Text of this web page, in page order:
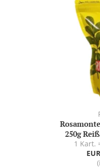
250g
1 Kart.